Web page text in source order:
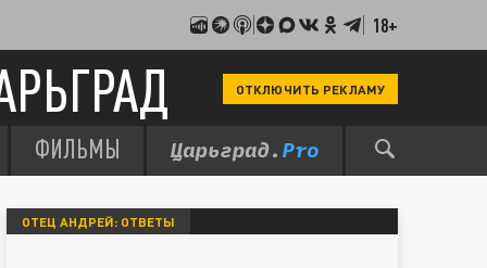
18+
ОТКЛЮЧИТЬ РЕКЛАМУ
ФИЛЬМЫ
ОТЕЦ АНДРЕЙ: ОТВЕТЫ